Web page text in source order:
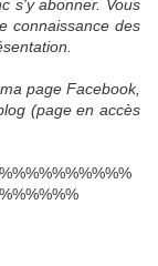
s'y abonner. Vous
connaissance des
page Facebook,
(page en accès